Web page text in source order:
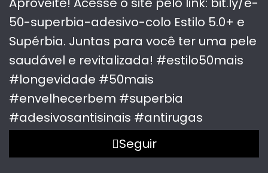
Seguir